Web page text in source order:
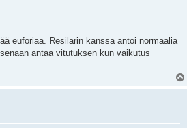
euforiaa. Resilarin kanssa antoi normaalia
antaa vitutuksen kun vaikutus